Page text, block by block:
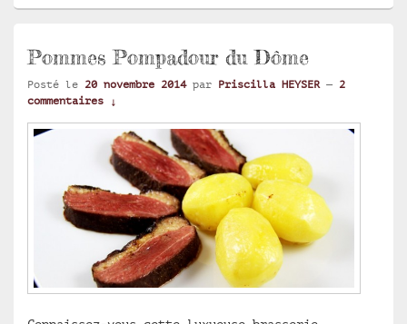
Pommes Pompadour du Dôme
Posté le 20 novembre 2014 par Priscilla HEYSER — 2
commentaires ↓